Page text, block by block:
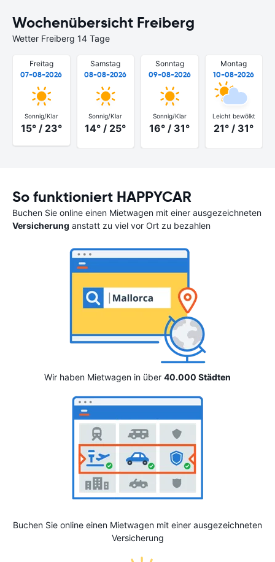
Wochenübersicht Freiberg
Wetter Freiberg 14 Tage
Freitag
07-08-2026
Sonnig/Klar
15° / 23°
Samstag
08-08-2026
Sonnig/Klar
14° / 25°
Sonntag
09-08-2026
Sonnig/Klar
16° / 31°
Montag
10-08-2026
Leicht bewölkt
21° / 31°
So funktioniert HAPPYCAR
Buchen Sie online einen Mietwagen mit einer ausgezeichneten
Versicherung anstatt zu viel vor Ort zu bezahlen
Wir haben Mietwagen in über 40.000 Städten
Buchen Sie online einen Mietwagen mit einer ausgezeichneten
Versicherung